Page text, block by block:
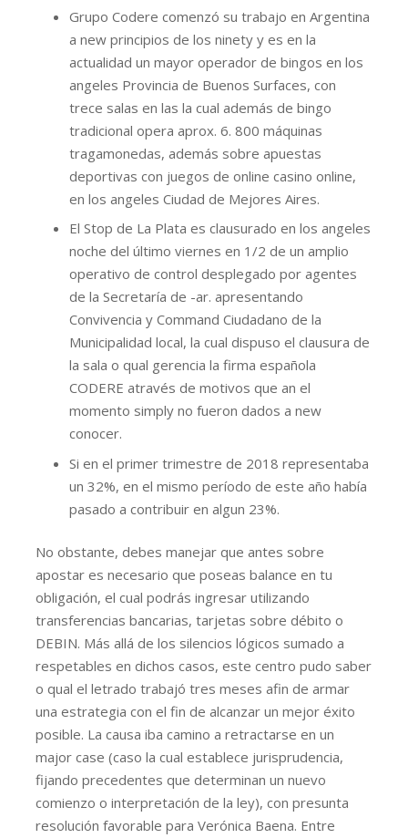
Grupo Codere comenzó su trabajo en Argentina
a new principios de los ninety y es en la
actualidad un mayor operador de bingos en los
angeles Provincia de Buenos Surfaces, con
trece salas en las la cual además de bingo
tradicional opera aprox. 6. 800 máquinas
tragamonedas, además sobre apuestas
deportivas con juegos de online casino online,
en los angeles Ciudad de Mejores Aires.
El Stop de La Plata es clausurado en los angeles
noche del último viernes en 1/2 de un amplio
operativo de control desplegado por agentes
de la Secretaría de -ar. apresentando
Convivencia y Command Ciudadano de la
Municipalidad local, la cual dispuso el clausura de
la sala o qual gerencia la firma española
CODERE através de motivos que an el
momento simply no fueron dados a new
conocer.
Si en el primer trimestre de 2018 representaba
un 32%, en el mismo período de este año había
pasado a contribuir en algun 23%.
No obstante, debes manejar que antes sobre
apostar es necesario que poseas balance en tu
obligación, el cual podrás ingresar utilizando
transferencias bancarias, tarjetas sobre débito o
DEBIN. Más allá de los silencios lógicos sumado a
respetables en dichos casos, este centro pudo saber
o qual el letrado trabajó tres meses afin de armar
una estrategia con el fin de alcanzar un mejor éxito
posible. La causa iba camino a retractarse en un
major case (caso la cual establece jurisprudencia,
fijando precedentes que determinan un nuevo
comienzo o interpretación de la ley), con presunta
resolución favorable para Verónica Baena. Entre